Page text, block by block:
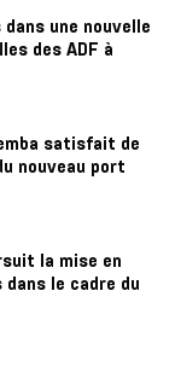
une nouvelle
des ADF à
satisfait de
nouveau port
la mise en
le cadre du